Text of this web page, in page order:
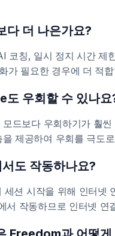
더 나은가요?
코칭, 일시 정지 시간 제
가 필요한 경우에 더 적
우회할 수 있나요
드보다 우회하기가 훨
제공하여 우회를 극도
도 작동하나요?
션 시작을 위해 인터넷
서 작동하므로 인터넷